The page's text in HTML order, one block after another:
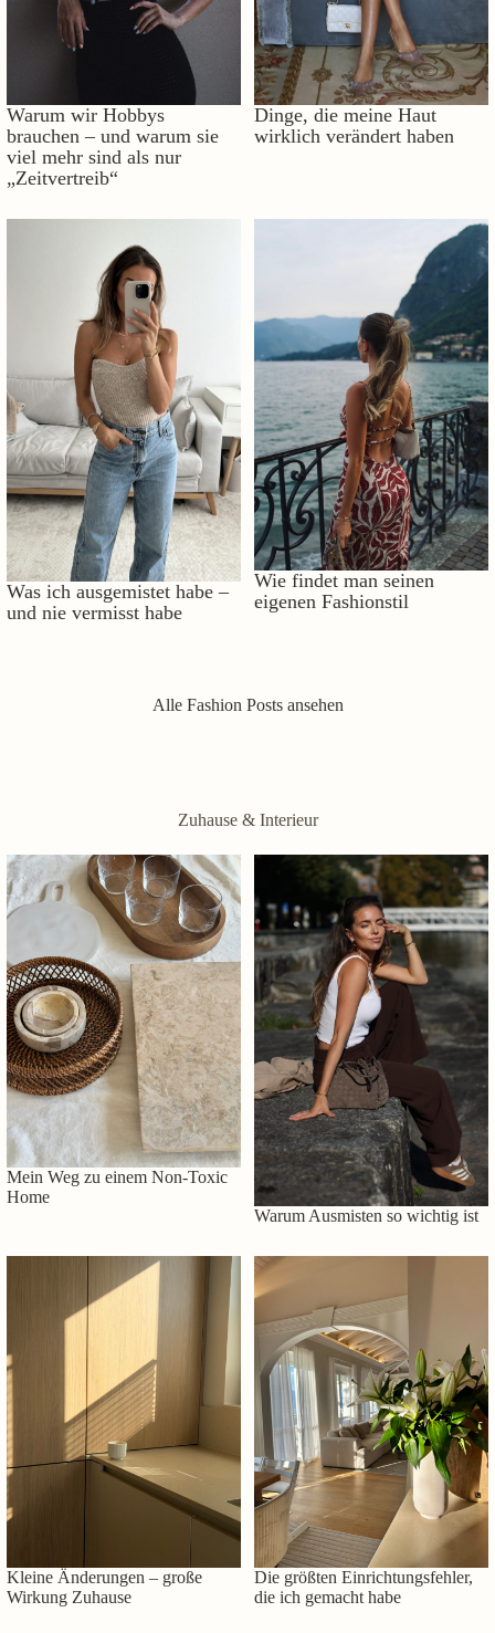
Warum wir Hobbys
brauchen – und warum sie
viel mehr sind als nur
„Zeitvertreib“
Dinge, die meine Haut
wirklich verändert haben
Was ich ausgemistet habe –
und nie vermisst habe
Wie findet man seinen
eigenen Fashionstil
Alle Fashion Posts ansehen
Zuhause & Interieur
Mein Weg zu einem Non-Toxic
Home
Warum Ausmisten so wichtig ist
Kleine Änderungen – große
Wirkung Zuhause
Die größten Einrichtungsfehler,
die ich gemacht habe